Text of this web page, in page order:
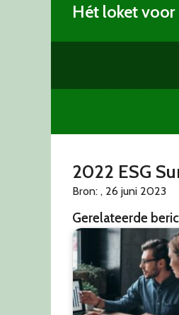
Hét loket voor
2022 ESG
Bron: , 26 juni 2023
Gerelateerde